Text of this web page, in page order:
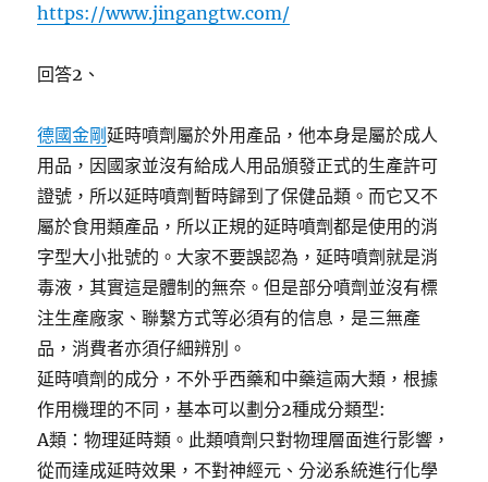
https://www.jingangtw.com/
回答2、
德國金剛延時噴劑屬於外用產品，他本身是屬於成人
用品，因國家並沒有給成人用品頒發正式的生產許可
證號，所以延時噴劑暫時歸到了保健品類。而它又不
屬於食用類產品，所以正規的延時噴劑都是使用的消
字型大小批號的。大家不要誤認為，延時噴劑就是消
毒液，其實這是體制的無奈。但是部分噴劑並沒有標
注生產廠家、聯繫方式等必須有的信息，是三無產
品，消費者亦須仔細辨別。
延時噴劑的成分，不外乎西藥和中藥這兩大類，根據
作用機理的不同，基本可以劃分2種成分類型:
A類：物理延時類。此類噴劑只對物理層面進行影響，
從而達成延時效果，不對神經元、分泌系統進行化學